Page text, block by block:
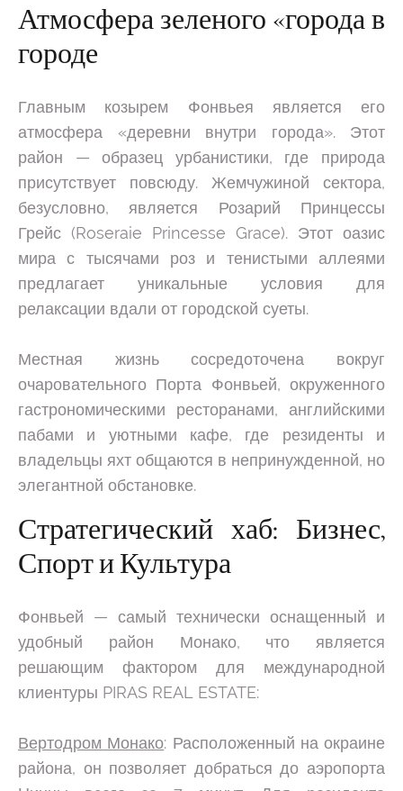
Атмосфера зеленого «города в
городе
Главным козырем Фонвьея является его
атмосфера «деревни внутри города». Этот
район — образец урбанистики, где природа
присутствует повсюду. Жемчужиной сектора,
безусловно, является Розарий Принцессы
Грейс (Roseraie Princesse Grace). Этот оазис
мира с тысячами роз и тенистыми аллеями
предлагает уникальные условия для
релаксации вдали от городской суеты.
Местная жизнь сосредоточена вокруг
очаровательного Порта Фонвьей, окруженного
гастрономическими ресторанами, английскими
пабами и уютными кафе, где резиденты и
владельцы яхт общаются в непринужденной, но
элегантной обстановке.
Стратегический хаб: Бизнес,
Спорт и Культура
Фонвьей — самый технически оснащенный и
удобный район Монако, что является
решающим фактором для международной
клиентуры PIRAS REAL ESTATE:
Вертодром Монако: Расположенный на окраине
района, он позволяет добраться до аэропорта